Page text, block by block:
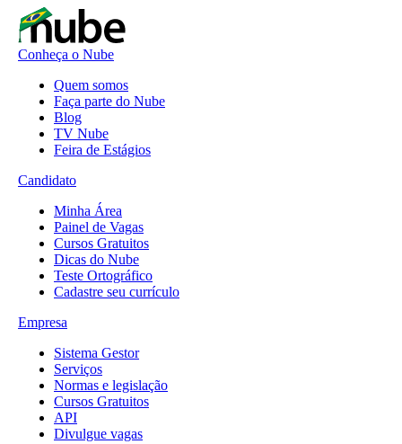
Conheça o Nube
Quem somos
Faça parte do Nube
Blog
TV Nube
Feira de Estágios
Candidato
Minha Área
Painel de Vagas
Cursos Gratuitos
Dicas do Nube
Teste Ortográfico
Cadastre seu currículo
Empresa
Sistema Gestor
Serviços
Normas e legislação
Cursos Gratuitos
API
Divulgue vagas